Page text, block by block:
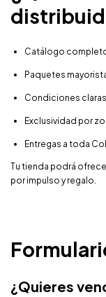
Catálogo
Paquetes
Condiciones
Exclusividad por
Entregas a toda
Tu tienda podrá
por impulso y regalo.
¿Quieres